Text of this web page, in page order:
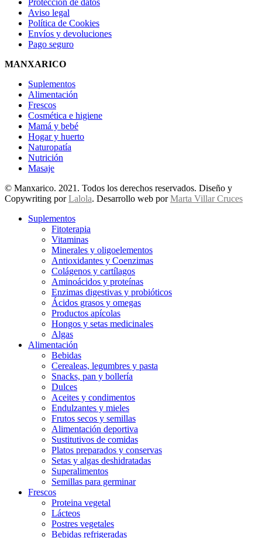
Protección de datos
Aviso legal
Política de Cookies
Envíos y devoluciones
Pago seguro
MANXARICO
Suplementos
Alimentación
Frescos
Cosmética e higiene
Mamá y bebé
Hogar y huerto
Naturopatía
Nutrición
Masaje
© Manxarico. 2021. Todos los derechos reservados. Diseño y
Copywriting porLalola. Desarrollo web porMarta Villar Cruces
Suplementos
Fitoterapia
Vitaminas
Minerales y oligoelementos
Antioxidantes y Coenzimas
Colágenos y cartílagos
Aminoácidos y proteínas
Enzimas digestivas y probióticos
Ácidos grasos y omegas
Productos apícolas
Hongos y setas medicinales
Algas
Alimentación
Bebidas
Cerealeas, legumbres y pasta
Snacks, pan y bollería
Dulces
Aceites y condimentos
Endulzantes y mieles
Frutos secos y semillas
Alimentación deportiva
Sustitutivos de comidas
Platos preparados y conservas
Setas y algas deshidratadas
Superalimentos
Semillas para germinar
Frescos
Proteina vegetal
Lácteos
Postres vegetales
Bebidas refrigeradas